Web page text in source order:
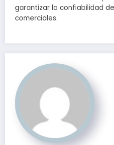
garantizar la confiabilidad
comerciales.